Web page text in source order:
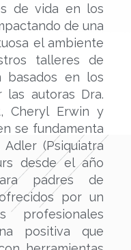
de vida en los
de una
el ambiente
talleres de
basados en los
autoras Dra.
Cheryl Erwin y
se fundamenta
(Psiquiatra
desde el año
padres de
por un
profesionales
positiva que